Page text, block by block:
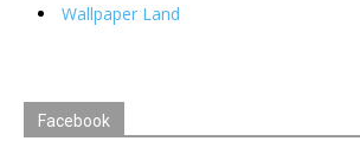
Wallpaper Land
Facebook